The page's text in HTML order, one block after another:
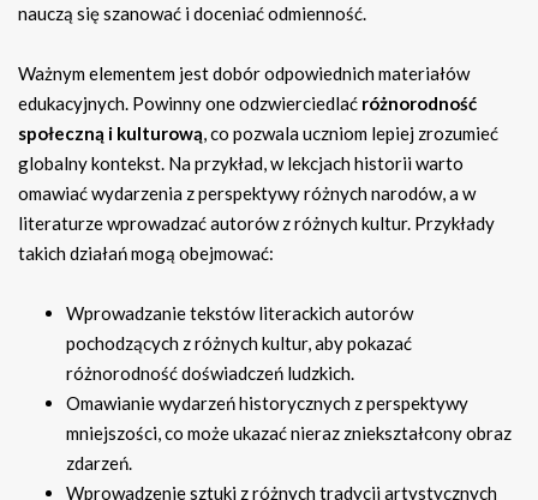
nauczą się szanować i doceniać odmienność.
Ważnym elementem jest dobór odpowiednich materiałów
edukacyjnych. Powinny one odzwierciedlać różnorodność
społeczną i kulturową, co pozwala uczniom lepiej zrozumieć
globalny kontekst. Na przykład, w lekcjach historii warto
omawiać wydarzenia z perspektywy różnych narodów, a w
literaturze wprowadzać autorów z różnych kultur. Przykłady
takich działań mogą obejmować:
Wprowadzanie tekstów literackich autorów
pochodzących z różnych kultur, aby pokazać
różnorodność doświadczeń ludzkich.
Omawianie wydarzeń historycznych z perspektywy
mniejszości, co może ukazać nieraz zniekształcony obraz
zdarzeń.
Wprowadzenie sztuki z różnych tradycji artystycznych